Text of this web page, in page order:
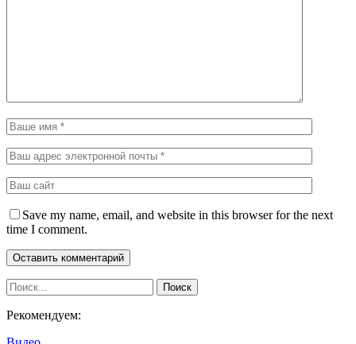
Save my name, email, and website in this browser for the next
time I comment.
Рекомендуем: